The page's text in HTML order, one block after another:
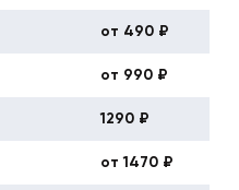
от 490 ₽
от 990 ₽
1290 ₽
от 1470 ₽